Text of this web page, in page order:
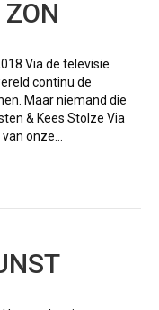
Via de televisie
continu de
Maar niemand die
& Kees Stolze Via
onze…